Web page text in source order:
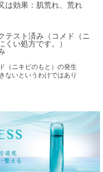
は効果：肌荒れ、荒れ
テスト済み（コメド（ニ
くい処方です。）
（ニキビのもと）の発生
ないというわけではあり